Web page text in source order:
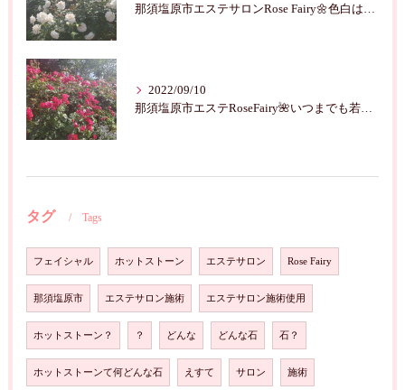
2022/09/10
那須塩原市エステRoseFairy🌺いつまでも若々しく綺麗に💝
タグ Tags
フェイシャル ホットストーン エステサロン Rose Fairy
那須塩原市 エステサロン施術 エステサロン施術使用
ホットストーン？ ？ どんな どんな石 石？
ホットストーンて何どんな石 えすて サロン 施術